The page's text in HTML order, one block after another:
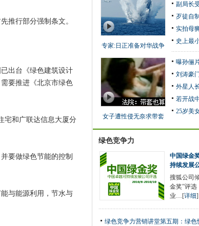
行部分强制条文。
出台《绿色建筑设计
要推进《北京市绿色
和广联达信息大厦分
要做绿色节能的控制
与能源利用，节水与
专家:日正准备对华战争
女子遭性侵无奈求带套
副局长
歹徒自
实拍母
史上最
曝孙俪
刘涛豪
外星人
若开战
25岁美
绿色竞争力
中国绿金
持续发展
搜狐公司
金奖”评
业…[详细]
绿色竞争力营销讲堂第五期：绿色